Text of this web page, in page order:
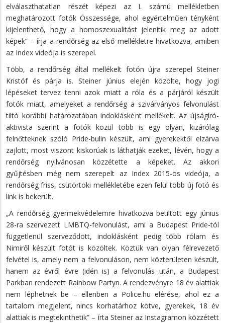
elválaszthatatlan részét képezi az I. számú mellékletben
meghatározott fotók Összessége, ahol egyértelműen tényként
kijelenthető, hogy a homoszexualitást jelenítik meg az adott
képek” – írja a rendőrség az első mellékletre hivatkozva, amiben
az Index videója is szerepel.
Több, a rendőrség által mellékelt fotón újra szerepel Steiner
Kristóf és párja is. Steiner június elején közölte, hogy jogi
lépéseket tervez tenni azok miatt a róla és a párjáról készült
fotók miatt, amelyeket a rendőrség a szivárványos felvonulást
tiltó korábbi határozatában indoklásként mellékelt. Az újságíró-
aktivista szerint a fotók közül több is egy olyan, kizárólag
felnőtteknek szóló Pride-bulin készült, ami gyerekektől elzárva
zajlott, most viszont kiskorúak is láthatják ezeket, lévén, hogy a
rendőrség nyilvánosan közzétette a képeket. Az akkori
gyűjtésben még nem szerepelt az Index 2015-ös videója, a
rendőrség friss, csütörtöki mellékletébe ezen felül több új fotó és
link is bekerült.
„A rendőrség gyermekvédelemre hivatkozva betiltott egy június
28-ra szervezett LMBTQ-felvonulást, ami a Budapest Pride-tól
függetlenül szerveződött, indoklásként pedig több rólam és
Nimiről készült fotót is közöltek. Köztük van olyan félrevezető
felvétel is, amely nem a felvonuláson, nem közterületen készült,
hanem az évről évre (idén is) a felvonulás után, a Budapest
Parkban rendezett Rainbow Partyn. A rendezvényre 18 év alattiak
nem léphetnek be – ellenben a Police.hu elérése, ahol ez a
tartalom megjelent, nincs korhatárhoz kötve, gyerekek, 18 év
alattiak is megtekinthetik” – írta Steiner az Instagramon közzétett